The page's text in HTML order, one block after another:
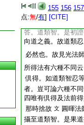
155 156 157
点:無/有] [CITE]
可有法後得。例如
世俗智。有法倶得
忍。有法前得如何
答。道類智。是初
向道之義。故道類
必然也。故見光法
所得法有六種不同
倶得。如道類智忍
者。豈可論六種不
四唯有倶得及法前
那時捨故 文 圓暉法
攝至道類智。是果